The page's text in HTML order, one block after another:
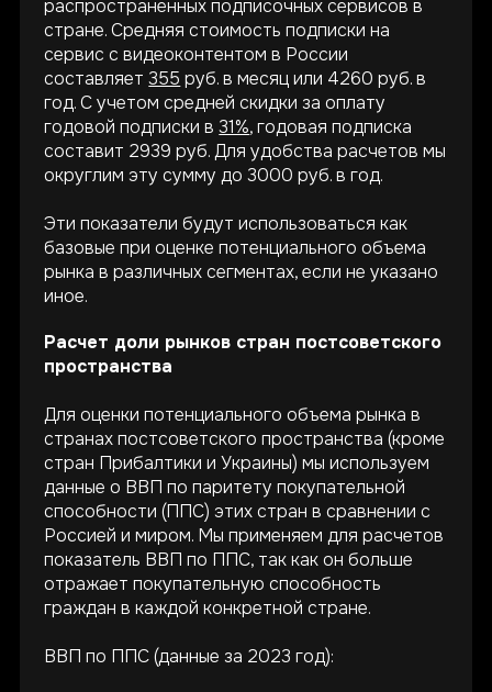
распространенных подписочных сервисов в
стране. Средняя стоимость подписки на
сервис с видеоконтентом в России
составляет355 руб. в месяц или 4260 руб. в
год. С учетом средней скидки за оплату
годовой подписки в31%, годовая подписка
составит 2939 руб. Для удобства расчетов мы
округлим эту сумму до 3000 руб. в год.
Эти показатели будут использоваться как
базовые при оценке потенциального объема
рынка в различных сегментах, если не указано
иное.
Расчет доли рынков стран постсоветского
пространства
Для оценки потенциального объема рынка в
странах постсоветского пространства (кроме
стран Прибалтики и Украины) мы используем
данные о ВВП по паритету покупательной
способности (ППС) этих стран в сравнении с
Россией и миром. Мы применяем для расчетов
показатель ВВП по ППС, так как он больше
отражает покупательную способность
граждан в каждой конкретной стране.
ВВП по ППС (данные за 2023 год):